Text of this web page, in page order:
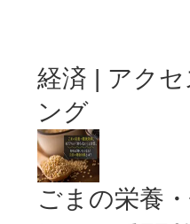
経済 | アク
ング
ごまの栄養